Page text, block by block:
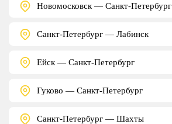
Новомосковск — Санкт-Петербург
Санкт-Петербург — Лабинск
Ейск — Санкт-Петербург
Гуково — Санкт-Петербург
Санкт-Петербург — Шахты